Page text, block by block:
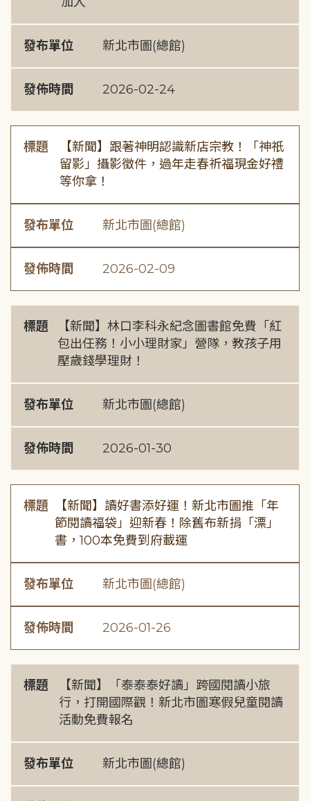
發布單位 新北市圖(總館)
發佈時間 2026-02-24
標題
【新聞】跟著神明認識新店宗教！「神祇
留影」攝影徵件，過年走春祈福現金好禮
等你拿！
發布單位 新北市圖(總館)
發佈時間 2026-02-09
標題
【新聞】林口李科永紀念圖書館免費「紅
包出任務！小小理財家」營隊，教孩子用
壓歲錢學理財！
發布單位 新北市圖(總館)
發佈時間 2026-01-30
標題
【新聞】讀好書添好運！新北市圖推「年
節閱讀福袋」迎新春！除舊布新捐「漂」
書，100本免費到府載運
發布單位 新北市圖(總館)
發佈時間 2026-01-26
標題
【新聞】「泰泰泰好讀」跨國閱讀小旅
行，打開國際觀！新北市圖寒假兒童閱讀
活動免費報名
發布單位 新北市圖(總館)